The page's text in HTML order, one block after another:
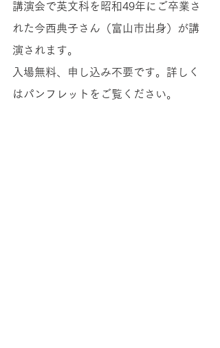
講演会で英文科を昭和49年にご卒業さ
れた今西典子さん（富山市出身）が講
演されます。
入場無料、申し込み不要です。詳しく
はパンフレットをご覧ください。